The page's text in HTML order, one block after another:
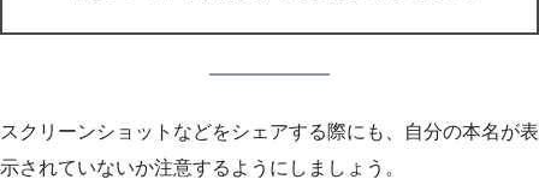
スクリーンショットなどをシェアする際にも、自分の本名が表
示されていないか注意するようにしましょう。